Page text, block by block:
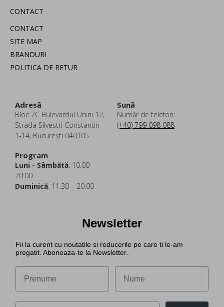
CONTACT
CONTACT
SITE MAP
BRANDURI
POLITICA DE RETUR
Adresă
Bloc 7C Bulevardul Unirii 12,
Strada Silvestri Constantin
1-14, București 040105
Sună
Număr de telefon:
(+40) 799 098 088
Program
Luni - Sâmbătă: 10:00 –
20:00
Duminică: 11:30 – 20:00
Newsletter
Fii la curent cu noutatile si reducerile pe care ti le-am
pregatit. Aboneaza-te la Newsletter.